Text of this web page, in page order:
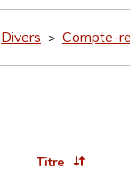
Divers > Compte-
Titre